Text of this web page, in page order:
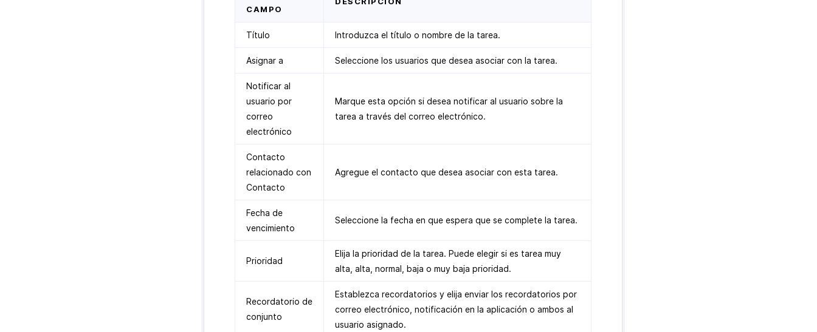
CAMPO
Título Introduzca el título o nombre de la tarea.
Asignar a Seleccione los usuarios que desea asociar con la tarea.
Notificar al
usuario por
correo
electrónico
Marque esta opción si desea notificar al usuario sobre la
tarea a través del correo electrónico.
Contacto
relacionado con
Contacto
Agregue el contacto que desea asociar con esta tarea.
Fecha de
vencimiento
Seleccione la fecha en que espera que se complete la tarea.
Prioridad
Elija la prioridad de la tarea. Puede elegir si es tarea muy
alta, alta, normal, baja o muy baja prioridad.
Recordatorio de
conjunto
Establezca recordatorios y elija enviar los recordatorios por
correo electrónico, notificación en la aplicación o ambos al
usuario asignado.